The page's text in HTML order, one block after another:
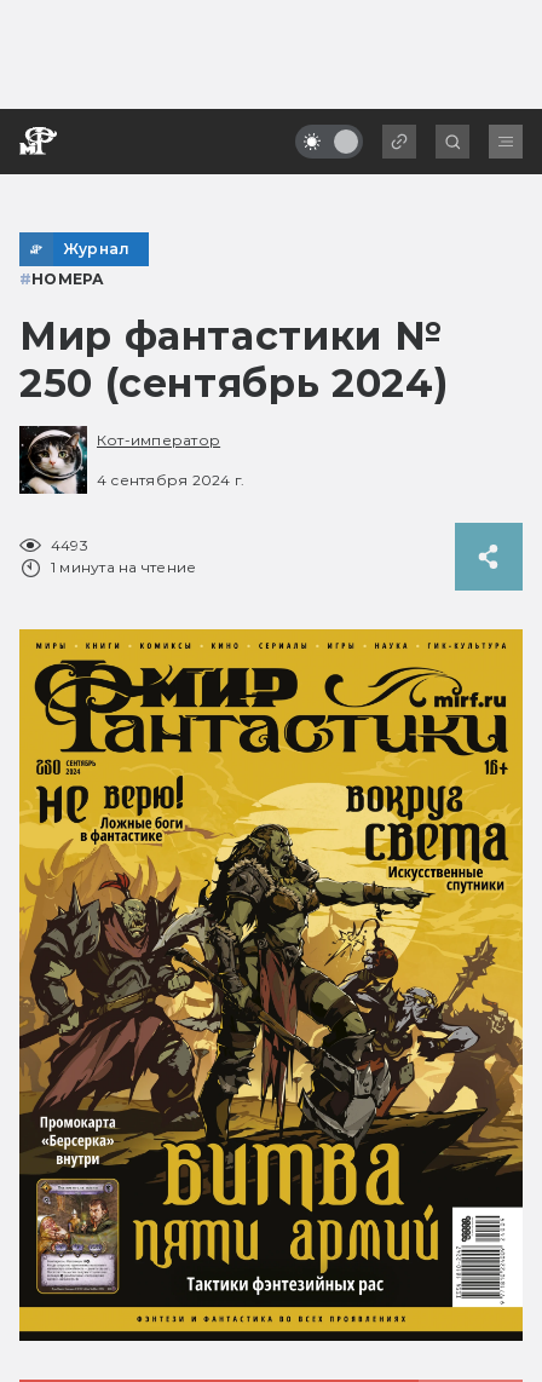
Журнал
#НОМЕРА
Мир фантастики №
250 (сентябрь 2024)
Кот-император
4 сентября 2024 г.
4493
1 минута на чтение